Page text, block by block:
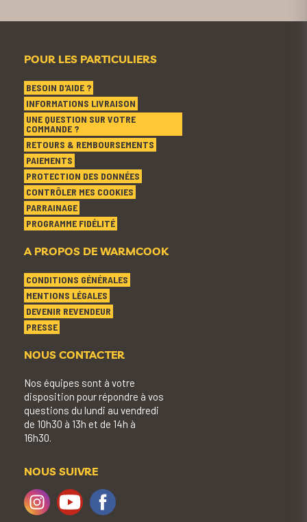
POUR LES PARTICULIERS
BESOIN D'AIDE ?
INFORMATIONS LIVRAISON
UNE QUESTION SUR VOTRE
COMMANDE ?
RETOURS & REMBOURSEMENTS
PAIEMENTS
PROTECTION DES DONNÉES
CONTRÔLER MES COOKIES
PARRAINAGE
PROGRAMME FIDÉLITÉ
A PROPOS DE WARMCOOK
CONDITIONS GÉNÉRALES
MENTIONS LÉGALES
DEVENIR REVENDEUR
PRESSE
NOUS CONTACTER
Nos équipes sont à votre
disposition pour répondre à vos
questions du lundi au vendredi
de 10h30 à 13h et de 14h à
16h30.
NOUS SUIVRE